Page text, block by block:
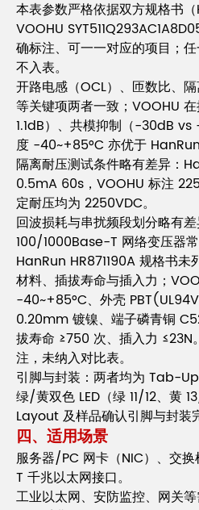
本表参数严格依据双方规格书
VOOHU
确标注、可一一对应的项目；
不入表。
开路电感（OCL）、匝数比、
等关键项两者一致；VOOHU
1.1dB）、共模抑制（-30dB
度 -40~+85°C 亦优于 HanRun
隔离耐压测试条件略有差异：
0.5mA 60s，VOOHU 标注
定耐压均为 2250VDC。
回波损耗与串扰频段划分略有
100/1000Base-T 网络变压器常
HanRun HR871190A 规格书
材料、插拔寿命与插入力；
-40~+85°C、外壳
0.20mm 镀镍、端子磷青铜
拔寿命 ≥750 次、插入力 ≤23N
注，未纳入对比表。
引脚与封装：两者均为 Tab-
绿/黄双色 LED（绿 11/12、黄
Layout 及样品确认引脚与封装
四、适用场景
服务器/PC 网卡（NIC）、交
T 千兆以太网接口。
工业以太网、安防监控、网关